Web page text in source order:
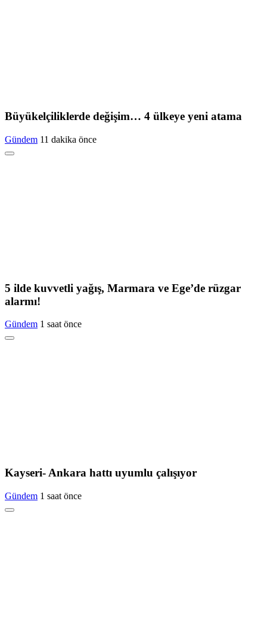
Büyükelçiliklerde değişim… 4 ülkeye yeni atama
Gündem 11 dakika önce
5 ilde kuvvetli yağış, Marmara ve Ege’de rüzgar
alarmı!
Gündem 1 saat önce
Kayseri- Ankara hattı uyumlu çalışıyor
Gündem 1 saat önce